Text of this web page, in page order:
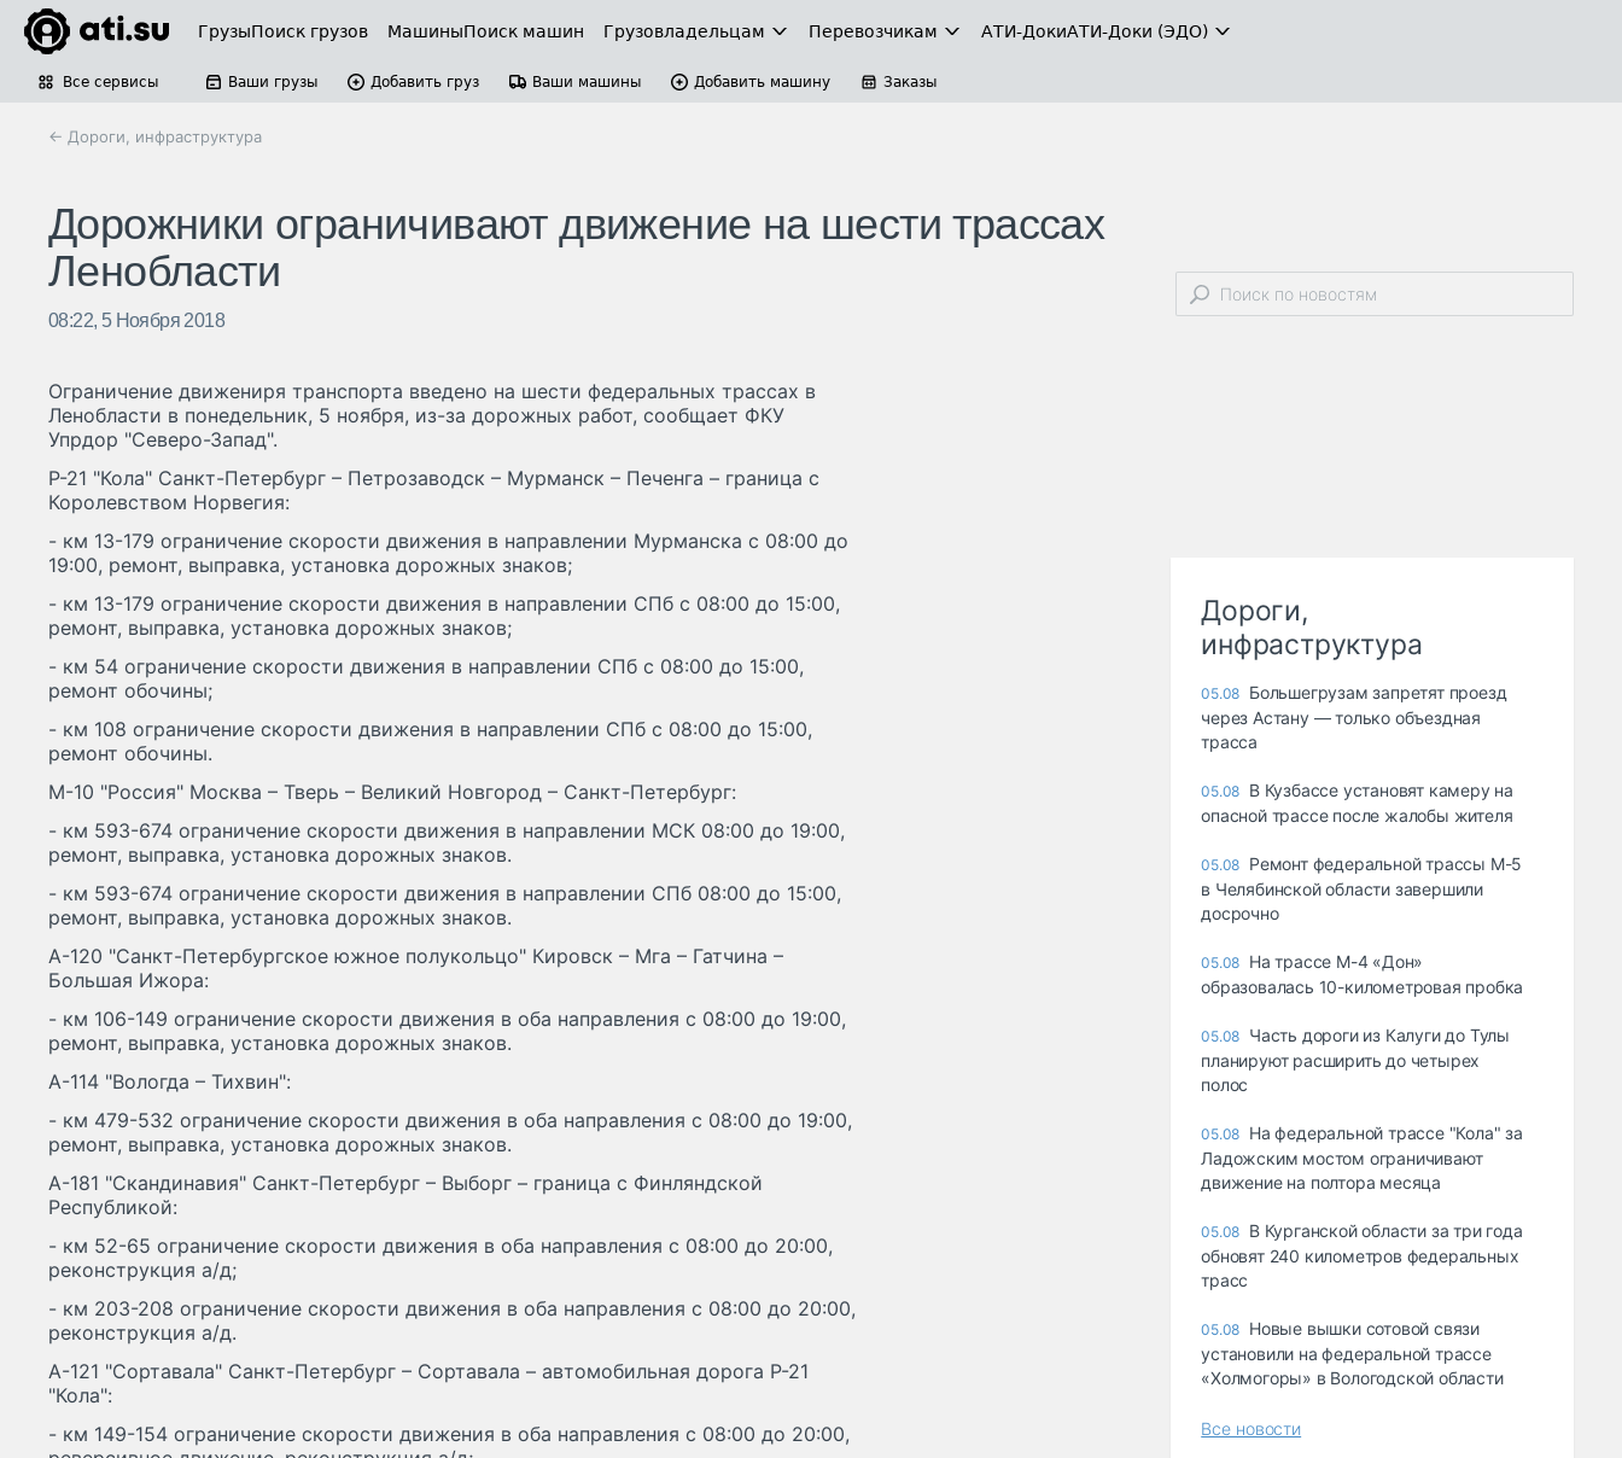
ГрузыПоиск грузов МашиныПоиск машин Грузовладельцам Перевозчикам АТИ-ДокиАТИ-Доки (ЭДО)
Все сервисы Ваши грузы Добавить груз Ваши машины Добавить машину Заказы
← Дороги, инфраструктура
Дорожники ограничивают движение на шести трассах
Ленобласти
08:22, 5 Ноября 2018
Ограничение движениря транспорта введено на шести федеральных трассах в
Ленобласти в понедельник, 5 ноября, из-за дорожных работ, сообщает ФКУ
Упрдор "Северо-Запад".
Р-21 "Кола" Санкт-Петербург – Петрозаводск – Мурманск – Печенга – граница с
Королевством Норвегия:
- км 13-179 ограничение скорости движения в направлении Мурманска с 08:00 до
19:00, ремонт, выправка, установка дорожных знаков;
- км 13-179 ограничение скорости движения в направлении СПб с 08:00 до 15:00,
ремонт, выправка, установка дорожных знаков;
- км 54 ограничение скорости движения в направлении СПб с 08:00 до 15:00,
ремонт обочины;
- км 108 ограничение скорости движения в направлении СПб с 08:00 до 15:00,
ремонт обочины.
М-10 "Россия" Москва – Тверь – Великий Новгород – Санкт-Петербург:
- км 593-674 ограничение скорости движения в направлении МСК 08:00 до 19:00,
ремонт, выправка, установка дорожных знаков.
- км 593-674 ограничение скорости движения в направлении СПб 08:00 до 15:00,
ремонт, выправка, установка дорожных знаков.
А-120 "Санкт-Петербургское южное полукольцо" Кировск – Мга – Гатчина –
Большая Ижора:
- км 106-149 ограничение скорости движения в оба направления с 08:00 до 19:00,
ремонт, выправка, установка дорожных знаков.
А-114 "Вологда – Тихвин":
- км 479-532 ограничение скорости движения в оба направления с 08:00 до 19:00,
ремонт, выправка, установка дорожных знаков.
А-181 "Скандинавия" Санкт-Петербург – Выборг – граница с Финляндской
Республикой:
- км 52-65 ограничение скорости движения в оба направления с 08:00 до 20:00,
реконструкция а/д;
- км 203-208 ограничение скорости движения в оба направления с 08:00 до 20:00,
реконструкция а/д.
А-121 "Сортавала" Санкт-Петербург – Сортавала – автомобильная дорога Р-21
"Кола":
- км 149-154 ограничение скорости движения в оба направления с 08:00 до 20:00,
Дороги,
инфраструктура
05.08 Большегрузам запретят проезд
через Астану — только объездная
трасса
05.08 В Кузбассе установят камеру на
опасной трассе после жалобы жителя
05.08 Ремонт федеральной трассы М-5
в Челябинской области завершили
досрочно
05.08 На трассе М-4 «Дон»
образовалась 10-километровая пробка
05.08 Часть дороги из Калуги до Тулы
планируют расширить до четырех
полос
05.08 На федеральной трассе "Кола" за
Ладожским мостом ограничивают
движение на полтора месяца
05.08 В Курганской области за три года
обновят 240 километров федеральных
трасс
05.08 Новые вышки сотовой связи
установили на федеральной трассе
«Холмогоры» в Вологодской области
Все новости